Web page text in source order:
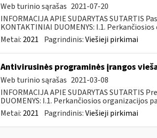
Web turinio sąrašas 2021-07-20
INFORMACIJA APIE SUDARYTAS SUTARTIS
KONTAKTINIAI DUOMENYS: I.1.
Metai: 2021 Pagrindinis:Viešieji pirkimai
Antivirusinės programinės įrangos
Web turinio sąrašas 2021-03-08
INFORMACIJA APIE SUDARYTAS SUTARTIS
DUOMENYS: I.1. Perkančiosios organizacijos
Metai: 2021 Pagrindinis:Viešieji pirkimai